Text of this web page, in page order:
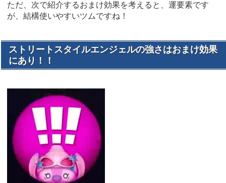
ただ、次で紹介するおまけ効果を考えると、運要素です
が、結構使いやすいツムですね！
ストリートスタイルエンジェルの強さはおまけ効果
にあり！！